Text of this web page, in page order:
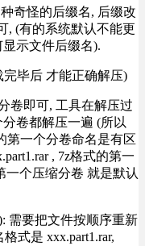
奇怪的后缀名, 后缀改
, (有的系统默认不能更
示文件后缀名).
毕后 才能正确解压)
卷即可, 工具在解压过
卷都解压一遍 (所以
第一个分卷命名是有区
, 7z格式的第一
一个压缩分卷 就是默认
需要把文件按顺序重新
式是 xxx.part1.rar,